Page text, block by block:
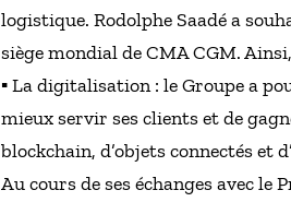
logistique. Rodolphe Saadé a
siège mondial de CMA CGM.
▪ La digitalisation : le Groupe a
mieux servir ses clients et de
blockchain, d’objets connectés et
Au cours de ses échanges avec le